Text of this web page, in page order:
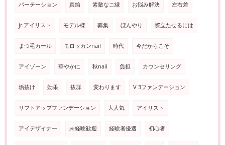
パーテーション 真鍮 素敵なご縁 お悩み解決 左右差
jr.アイリスト モデル様 募集 ぼんやり 際立たせるには
まつ毛カール モロッカンnail 時代 今だからこそ
アイゾーン 華やかに 秋nail 負担 カウンセリング
垢抜け 効果 抜群 変わります V 3ファンデーション
リフトアップファンデーション 大人気 アイリスト
アイデザイナー 未経験歓迎 経験者優遇 初心者